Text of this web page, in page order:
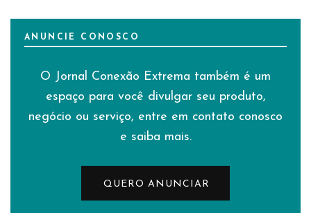
ANUNCIE CONOSCO
O Jornal Conexão Extrema também é um
espaço para você divulgar seu produto,
negócio ou serviço, entre em contato conosco
e saiba mais.
QUERO ANUNCIAR